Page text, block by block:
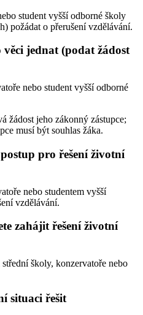
student vyšší odborné školy
požádat o přerušení vzdělávání.
jednat (podat žádost
nebo student vyšší odborné
žádost jeho zákonný zástupce;
musí být souhlas žáka.
pro řešení životní
nebo studentem vyšší
vzdělávání.
zahájit řešení životní
školy, konzervatoře nebo
situaci řešit